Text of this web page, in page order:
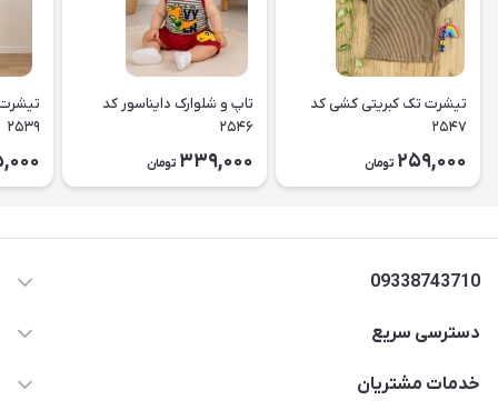
تیشرت تک کبریتی کشی کد
۲۵۴۷
259,000 تومان
تاپ و شلوارک دایناسور کد
۲۵۴۶
339,000 تومان
۲۵۳۹
09338743710
دسترسی سریع
حساب کاربری
خدمات مشتریان